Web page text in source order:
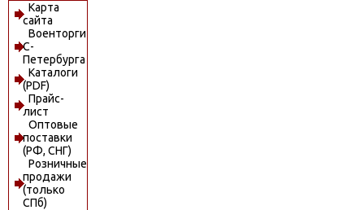
Карта
сайта
Военторги
С-
Петербурга
Каталоги
(PDF)
Прайс-
лист
Оптовые
поставки
(РФ, СНГ)
Розничные
продажи
(только
СПб)